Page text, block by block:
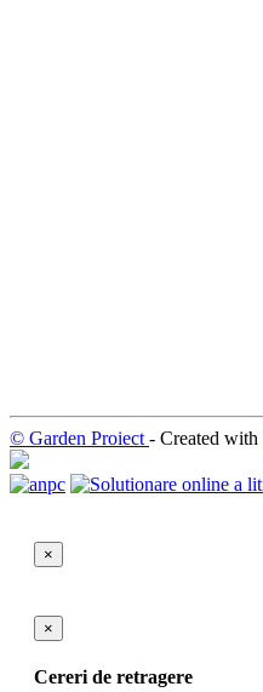
© Garden Proiect - Created with
×
×
Cereri de retragere